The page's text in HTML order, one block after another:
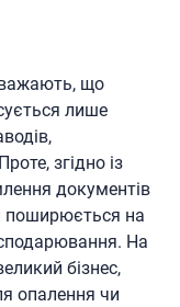
що
лише
згідно із
документів
поширюється на
На
бізнес,
опалення чи